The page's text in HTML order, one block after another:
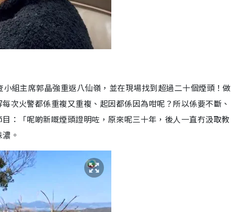
組主席郭晶強重返八仙嶺，並在現場找到超過二十個煙頭！做
次火警都係重複又重複、起因都係因為咁呢？所以係要不斷、
：「呢啲新嘅煙頭證明咗，原來呢三十年，後人一直冇汲取教
。